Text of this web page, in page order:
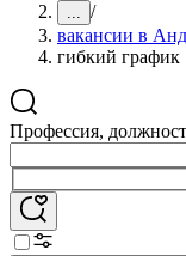
... /
вакансии в
гибкий график
Профессия,